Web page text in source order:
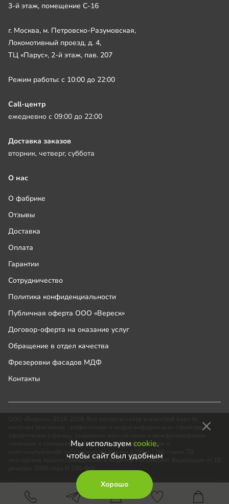
Мы используем cookie,
чтобы сайт был удобным
Хорошо
3-й этаж, помещение С-16
г. Москва, м. Петровско-Разумовская,
Локомотивный проезд, д. 4,
ТЦ «Парус», 2-й этаж, пав. 207
Режим работы: с 10:00 до 22:00
Call-центр
ежедневно с 09:00 до 22:00
Доставка заказов
вторник, четверг, суббота
О нас
О фабрике
Отзывы
Доставка
Оплата
Гарантии
Сотрудничество
Политика конфиденциальности
Публичная оферта ООО «Вереск»
Договор-оферта на оказание услуг
Обращение в отдел качества
Фрезеровки фасадов МДФ
Контакты
включая текстовую, графическую и видео информацию, структуру и
законами и соглашениями об охране авторских прав и
интеллектуальной собственности (статьи 1259 и 1260 главы 70
«Авторское право» Гражданского Кодекса Российской Федерации от 18